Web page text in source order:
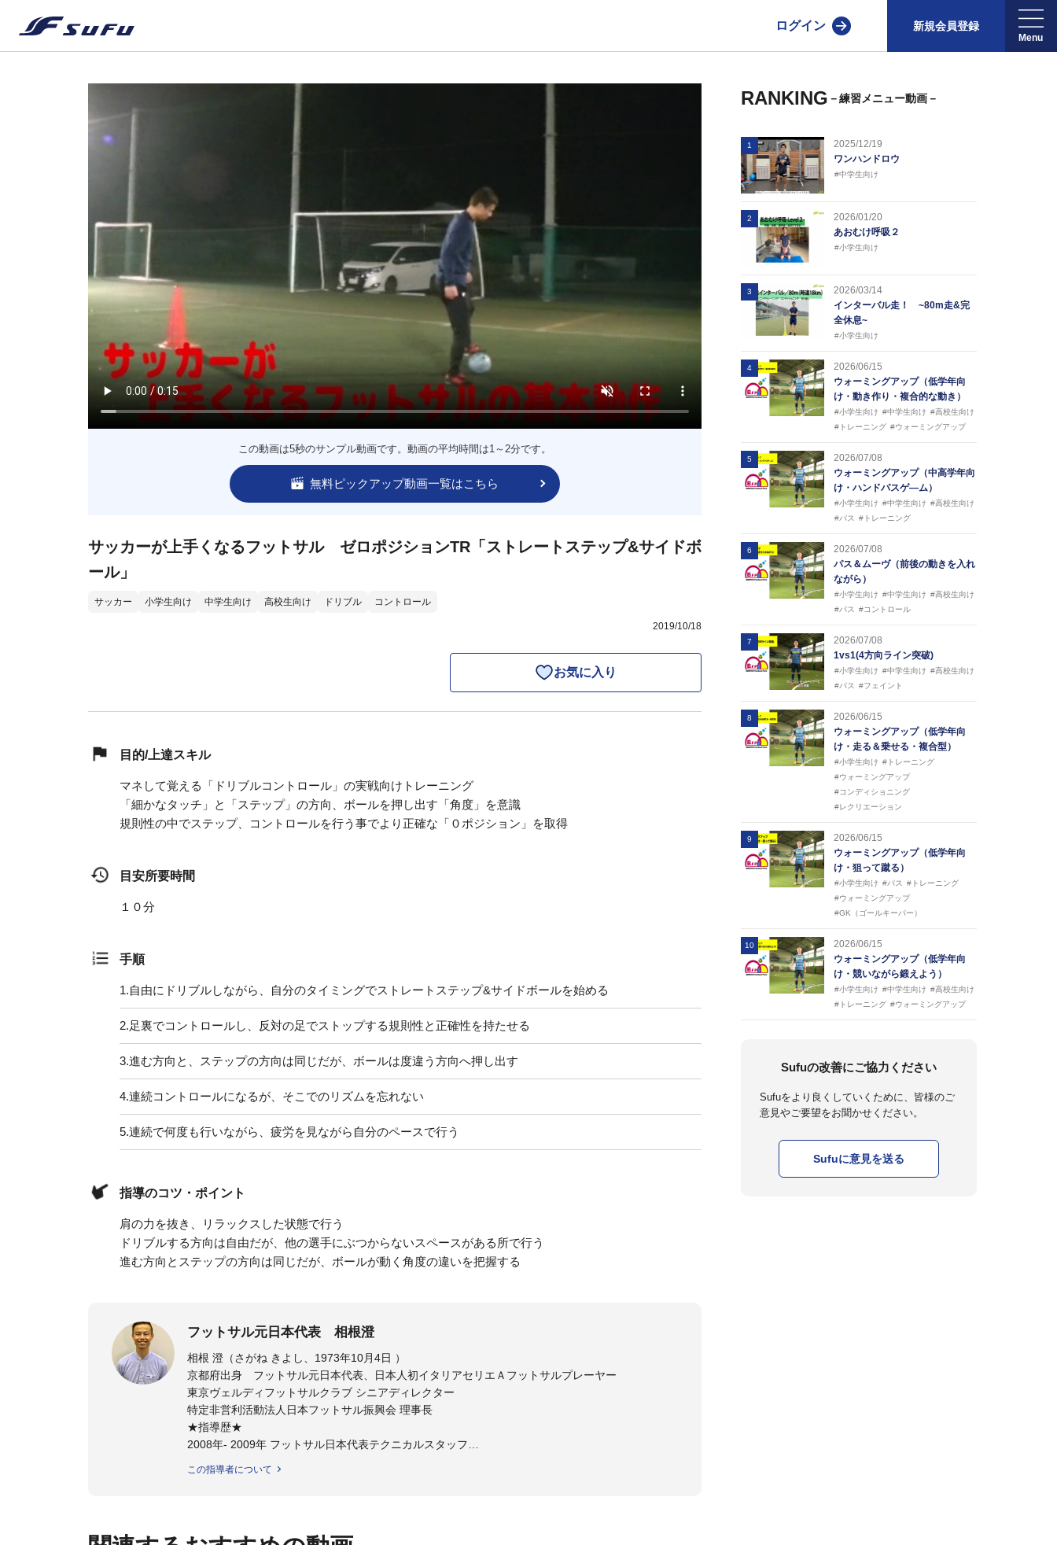
ログイン 新規会員登録
この動画は5秒のサンプル動画です。動画の平均時間は1～2分です。
無料ピックアップ動画一覧はこちら
サッカーが上手くなるフットサル ゼロポジションTR「ストレートステップ&サイドボ
ール」
サッカー 小学生向け 中学生向け 高校生向け ドリブル コントロール
2019/10/18
お気に入り
目的/上達スキル
マネして覚える「ドリブルコントロール」の実戦向けトレーニング
「細かなタッチ」と「ステップ」の方向、ボールを押し出す「角度」を意識
規則性の中でステップ、コントロールを行う事でより正確な「０ポジション」を取得
目安所要時間
１０分
手順
1.自由にドリブルしながら、自分のタイミングでストレートステップ&サイドボールを始める
2.足裏でコントロールし、反対の足でストップする規則性と正確性を持たせる
3.進む方向と、ステップの方向は同じだが、ボールは度違う方向へ押し出す
4.連続コントロールになるが、そこでのリズムを忘れない
5.連続で何度も行いながら、疲労を見ながら自分のペースで行う
指導のコツ・ポイント
肩の力を抜き、リラックスした状態で行う
ドリブルする方向は自由だが、他の選手にぶつからないスペースがある所で行う
進む方向とステップの方向は同じだが、ボールが動く角度の違いを把握する
フットサル元日本代表 相根澄
相根 澄（さがね きよし、1973年10月4日 ）
京都府出身 フットサル元日本代表、日本人初イタリアセリエＡフットサルプレーヤー
東京ヴェルディフットサルクラブ シニアディレクター
特定非営利活動法人日本フットサル振興会 理事長
★指導歴★
2008年- 2009年 フットサル日本代表テクニカルスタッフ
この指導者について
RANKING －練習メニュー動画－
1
2025/12/19
ワンハンドロウ
#中学生向け
2
2026/01/20
あおむけ呼吸２
#小学生向け
3
2026/03/14
インターバル走！ ~80m走&完
全休息~
#小学生向け
4
2026/06/15
ウォーミングアップ（低学年向
け・動き作り・複合的な動き）
#小学生向け #中学生向け #高校生向け
#トレーニング #ウォーミングアップ
5
2026/07/08
ウォーミングアップ（中高学年向
け・ハンドパスゲ―ム）
#小学生向け #中学生向け #高校生向け
#パス
#トレーニング
6
2026/07/08
パス＆ムーヴ（前後の動きを入れ
ながら）
#小学生向け #中学生向け #高校生向け
#パス
#コントロール
7
2026/07/08
1vs1(4方向ライン突破)
#小学生向け #中学生向け #高校生向け
#パス
#フェイント
8
2026/06/15
ウォーミングアップ（低学年向
け・走る＆乗せる・複合型）
#小学生向け #トレーニング
#ウォーミングアップ
#コンディショニング
#レクリエーション
9
2026/06/15
ウォーミングアップ（低学年向
け・狙って蹴る）
#小学生向け #パス
#トレーニング
#ウォーミングアップ
#GK（ゴールキーパー）
10
2026/06/15
ウォーミングアップ（低学年向
け・競いながら鍛えよう）
#小学生向け #中学生向け #高校生向け
#トレーニング #ウォーミングアップ
Sufuの改善にご協力ください
Sufuをより良くしていくために、皆様のご
意見やご要望をお聞かせください。
Sufuに意見を送る